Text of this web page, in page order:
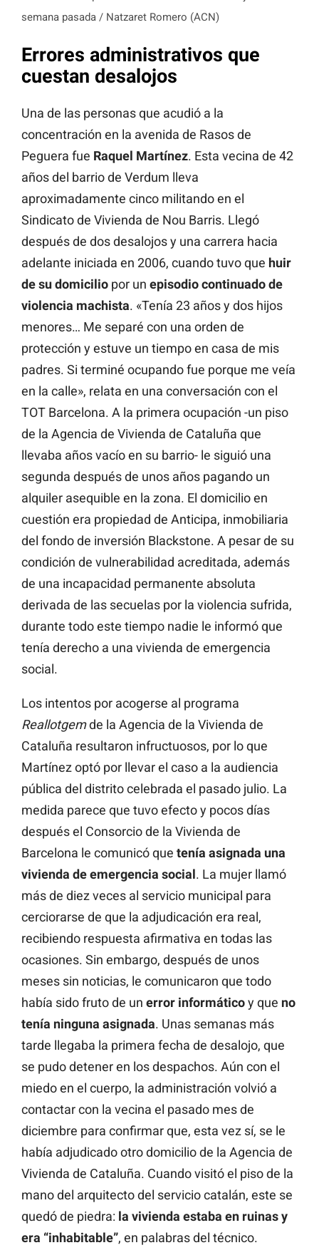
semana pasada / Natzaret Romero (ACN)
Errores administrativos que
cuestan desalojos
Una de las personas que acudió a la
concentración en la avenida de Rasos de
Peguera fue Raquel Martínez. Esta vecina de 42
años del barrio de Verdum lleva
aproximadamente cinco militando en el
Sindicato de Vivienda de Nou Barris. Llegó
después de dos desalojos y una carrera hacia
adelante iniciada en 2006, cuando tuvo que huir
de su domicilio por un episodio continuado de
violencia machista. «Tenía 23 años y dos hijos
menores… Me separé con una orden de
protección y estuve un tiempo en casa de mis
padres. Si terminé ocupando fue porque me veía
en la calle», relata en una conversación con el
TOT Barcelona. A la primera ocupación -un piso
de la Agencia de Vivienda de Cataluña que
llevaba años vacío en su barrio- le siguió una
segunda después de unos años pagando un
alquiler asequible en la zona. El domicilio en
cuestión era propiedad de Anticipa, inmobiliaria
del fondo de inversión Blackstone. A pesar de su
condición de vulnerabilidad acreditada, además
de una incapacidad permanente absoluta
derivada de las secuelas por la violencia sufrida,
durante todo este tiempo nadie le informó que
tenía derecho a una vivienda de emergencia
social.
Los intentos por acogerse al programa
Reallotgemde la Agencia de la Vivienda de
Cataluña resultaron infructuosos, por lo que
Martínez optó por llevar el caso a la audiencia
pública del distrito celebrada el pasado julio. La
medida parece que tuvo efecto y pocos días
después el Consorcio de la Vivienda de
Barcelona le comunicó que tenía asignada una
vivienda de emergencia social. La mujer llamó
más de diez veces al servicio municipal para
cerciorarse de que la adjudicación era real,
recibiendo respuesta afirmativa en todas las
ocasiones. Sin embargo, después de unos
meses sin noticias, le comunicaron que todo
había sido fruto de un error informáticoy que no
tenía ninguna asignada. Unas semanas más
tarde llegaba la primera fecha de desalojo, que
se pudo detener en los despachos. Aún con el
miedo en el cuerpo, la administración volvió a
contactar con la vecina el pasado mes de
diciembre para confirmar que, esta vez sí, se le
había adjudicado otro domicilio de la Agencia de
Vivienda de Cataluña. Cuando visitó el piso de la
mano del arquitecto del servicio catalán, este se
quedó de piedra: la vivienda estaba en ruinas y
era “inhabitable”, en palabras del técnico.